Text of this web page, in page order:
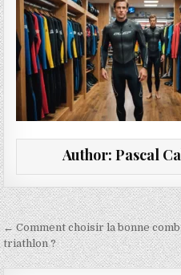
Author: Pascal
Navigation de
← Comment choisir la bonne
triathlon ?